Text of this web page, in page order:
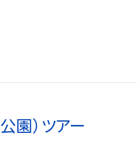
園）ツアー